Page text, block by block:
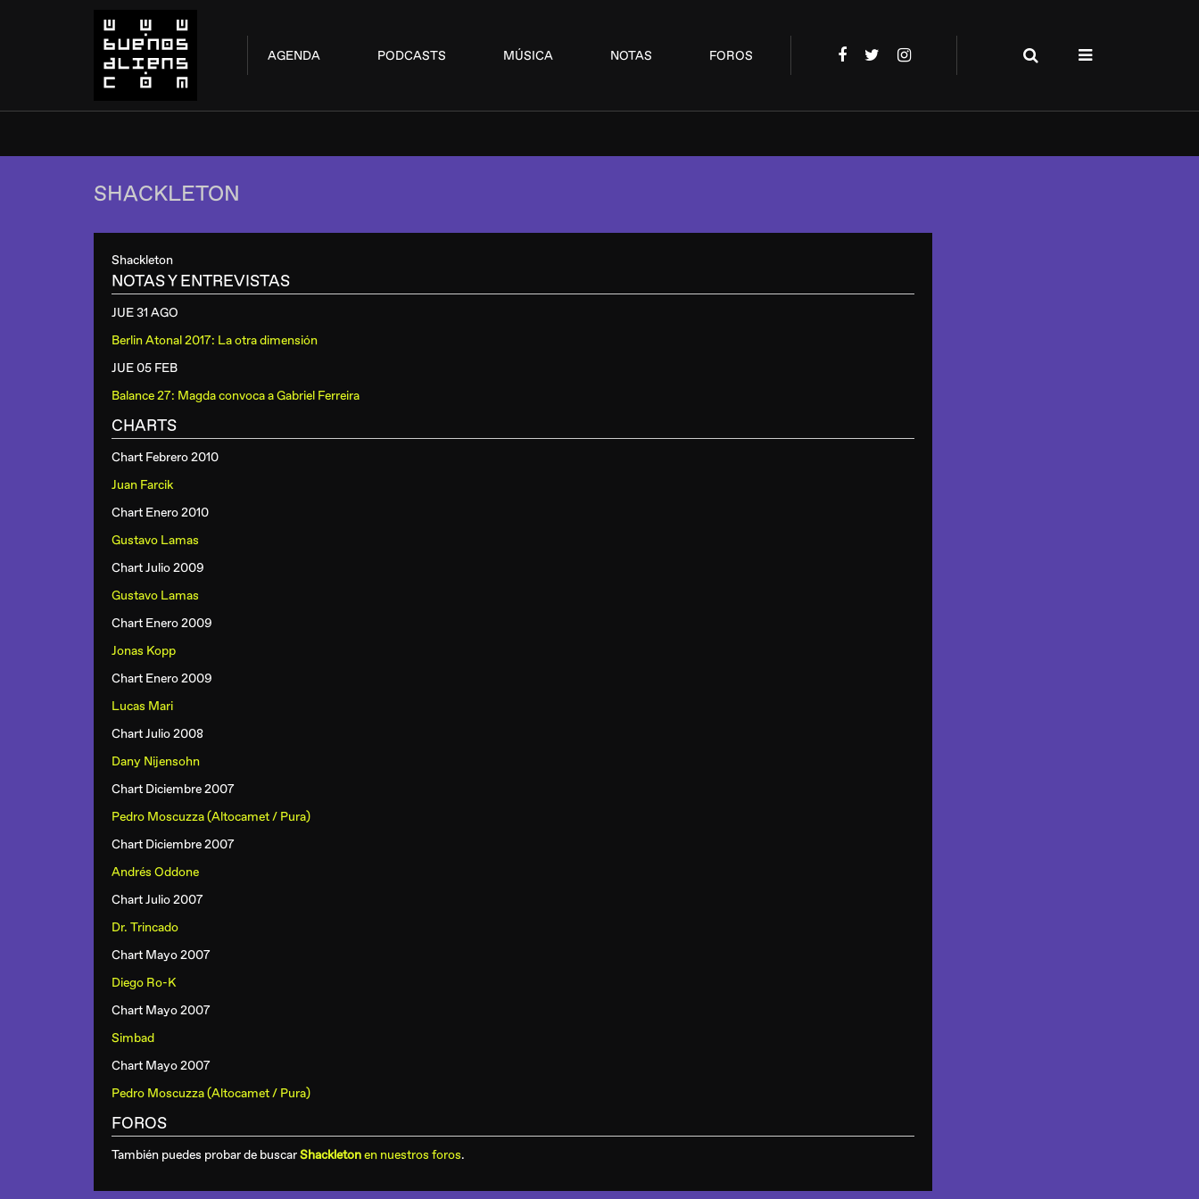
AGENDA PODCASTS MÚSICA NOTAS FOROS
SHACKLETON
Shackleton
NOTAS Y ENTREVISTAS
JUE 31 AGO
Berlin Atonal 2017: La otra dimensión
JUE 05 FEB
Balance 27: Magda convoca a Gabriel Ferreira
CHARTS
Chart Febrero 2010
Juan Farcik
Chart Enero 2010
Gustavo Lamas
Chart Julio 2009
Gustavo Lamas
Chart Enero 2009
Jonas Kopp
Chart Enero 2009
Lucas Mari
Chart Julio 2008
Dany Nijensohn
Chart Diciembre 2007
Pedro Moscuzza (Altocamet / Pura)
Chart Diciembre 2007
Andrés Oddone
Chart Julio 2007
Dr. Trincado
Chart Mayo 2007
Diego Ro-K
Chart Mayo 2007
Simbad
Chart Mayo 2007
Pedro Moscuzza (Altocamet / Pura)
FOROS
También puedes probar de buscarShackletonen nuestros foros.